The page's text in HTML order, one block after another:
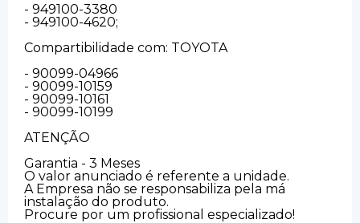
- 949100-3380
- 949100-4620;
Compartibilidade com: TOYOTA
- 90099-04966
- 90099-10159
- 90099-10161
- 90099-10199
ATENÇÃO
Garantia - 3 Meses
O valor anunciado é referente a unidade.
A Empresa não se responsabiliza pela má
instalação do produto.
Procure por um profissional especializado!